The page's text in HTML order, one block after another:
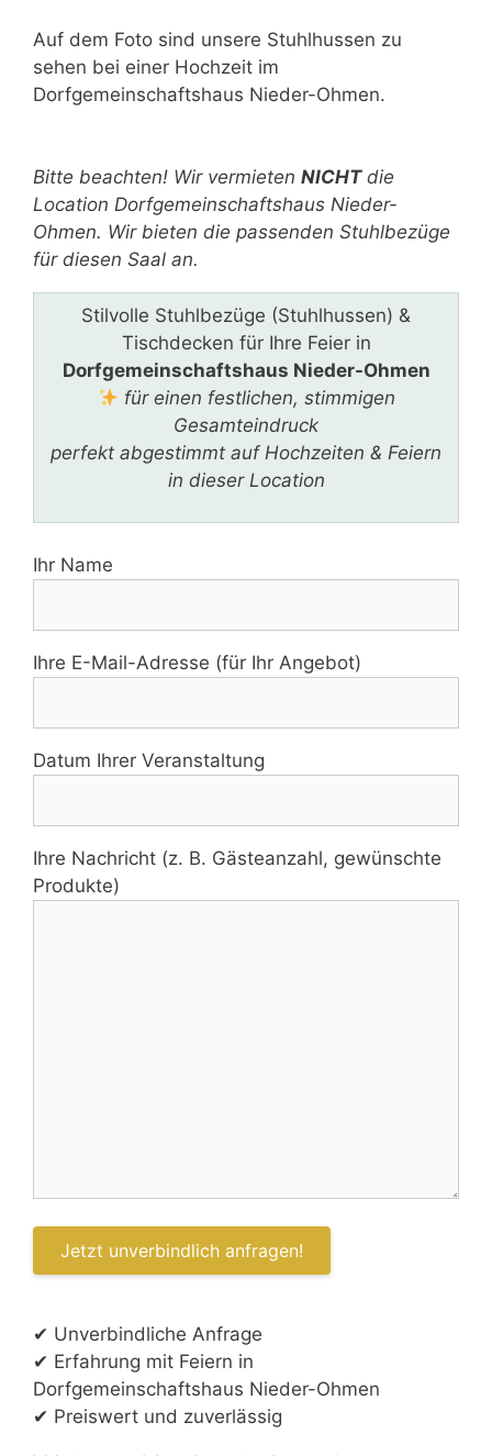
Auf dem Foto sind unsere Stuhlhussen zu
sehen bei einer Hochzeit im
Dorfgemeinschaftshaus Nieder-Ohmen.
Bitte beachten! Wir vermieten NICHTdie
Location Dorfgemeinschaftshaus Nieder-
Ohmen. Wir bieten die passenden Stuhlbezüge
für diesen Saal an.
Stilvolle Stuhlbezüge (Stuhlhussen) &
Tischdecken für Ihre Feier in
Dorfgemeinschaftshaus Nieder-Ohmen
für einen festlichen, stimmigen
Gesamteindruck
perfekt abgestimmt auf Hochzeiten & Feiern
in dieser Location
Ihr Name
Ihre E-Mail-Adresse (für Ihr Angebot)
Datum Ihrer Veranstaltung
Ihre Nachricht (z. B. Gästeanzahl, gewünschte
Produkte)
✔ Unverbindliche Anfrage
✔ Erfahrung mit Feiern in
Dorfgemeinschaftshaus Nieder-Ohmen
✔ Preiswert und zuverlässig